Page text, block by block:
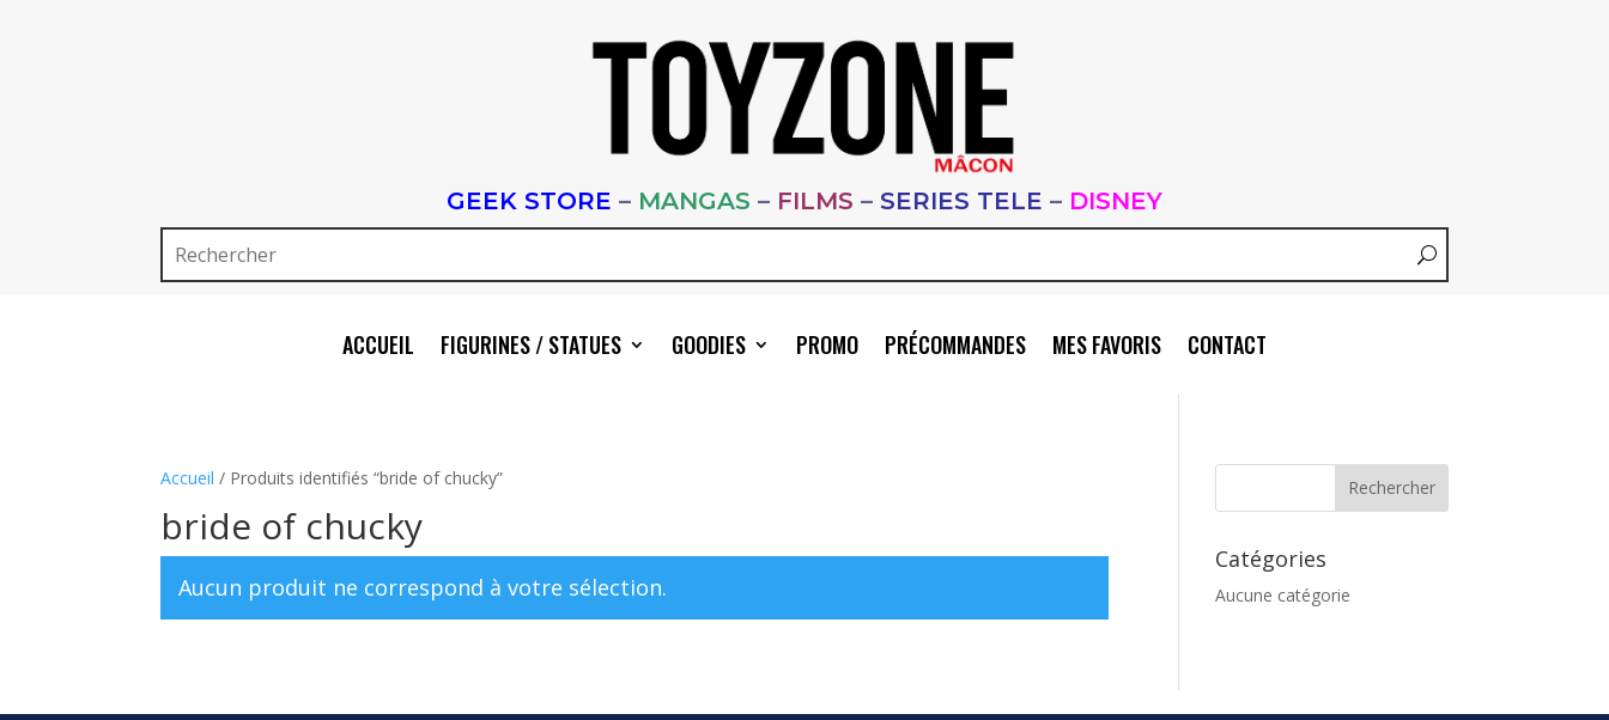
GEEK STORE – MANGAS – FILMS – SERIES TELE – DISNEY
ACCUEIL FIGURINES / STATUES GOODIES PROMO PRÉCOMMANDES MES FAVORIS CONTACT
Accueil / Produits identifiés “bride of chucky”
bride of chucky
Aucun produit ne correspond à votre sélection.
Catégories
Aucune catégorie